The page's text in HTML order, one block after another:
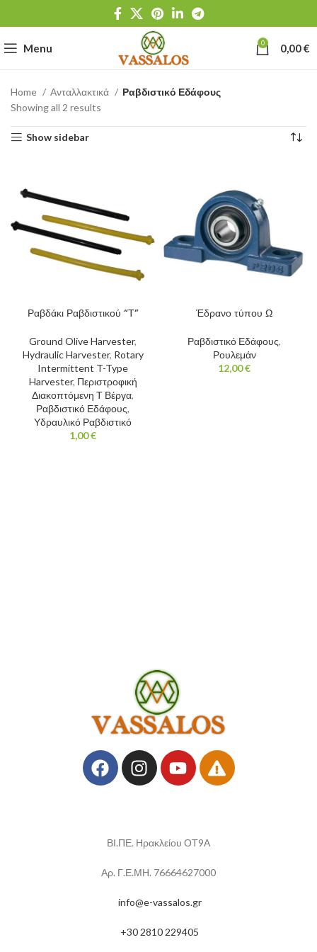
Menu 0 0,00€
Home Ανταλλακτικά
Ραβδιστικό Εδάφους
Showing all 2 results
Show sidebar
Ραβδάκι Ραβδιστικού “Τ”
Ground Olive Harvester,
Hydraulic Harvester, Rotary
Intermittent T-Type
Harvester, Περιστροφική
Διακοπτόμενη Τ Βέργα,
Ραβδιστικό Εδάφους,
Υδραυλικό Ραβδιστικό
1,00€
Έδρανο τύπου Ω
Ραβδιστικό Εδάφους,
Ρουλεμάν
12,00€
ΒΙ.ΠΕ. Ηρακλείου ΟΤ9Α
Αρ. Γ.Ε.ΜΗ. 76664627000
info@e-vassalos.gr
+30 2810 229405